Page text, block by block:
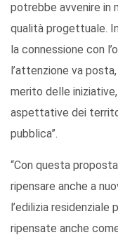
potrebbe avvenire in
qualità progettuale.
la connessione con
l’attenzione va
merito delle
aspettative dei
pubblica”.
“Con questa
ripensare anche a
l’edilizia
ripensate anche